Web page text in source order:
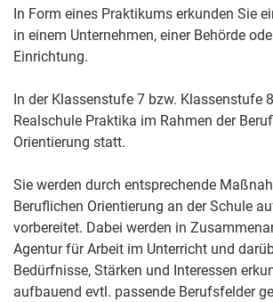
In Form eines Praktikums erkunden Sie
in einem Unternehmen, einer Behörde
Einrichtung.
In der Klassenstufe 7 bzw. Klassenstufe
Realschule Praktika im Rahmen der
Orientierung statt.
Sie werden durch entsprechende
Beruflichen Orientierung an der Schule
vorbereitet. Dabei werden in
Agentur für Arbeit im Unterricht und
Bedürfnisse, Stärken und Interessen
aufbauend evtl. passende Berufsfelder